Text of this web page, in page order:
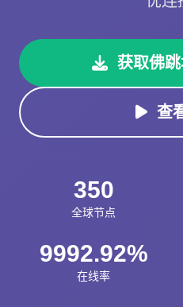
获取佛
查
350
全球节点
9992.92%
在线率